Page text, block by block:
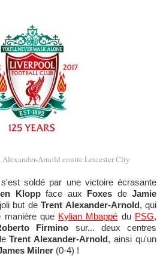
Arnold contre Leicester City
s'est soldé par une victoire écrasante
Kloppface aux Foxes deJamie
but de Trent Alexander-Arnold, qui
manière que Kylian Mbappé du PSG,
Firmino sur... deux centres
Trent Alexander-Arnold, ainsi qu'un
Milner (0-4) !